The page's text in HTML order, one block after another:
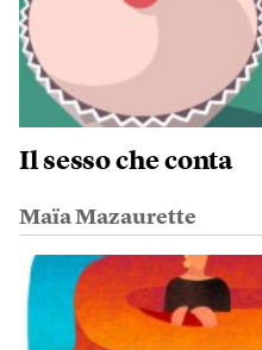
Il sesso che conta
Maïa Mazaurette